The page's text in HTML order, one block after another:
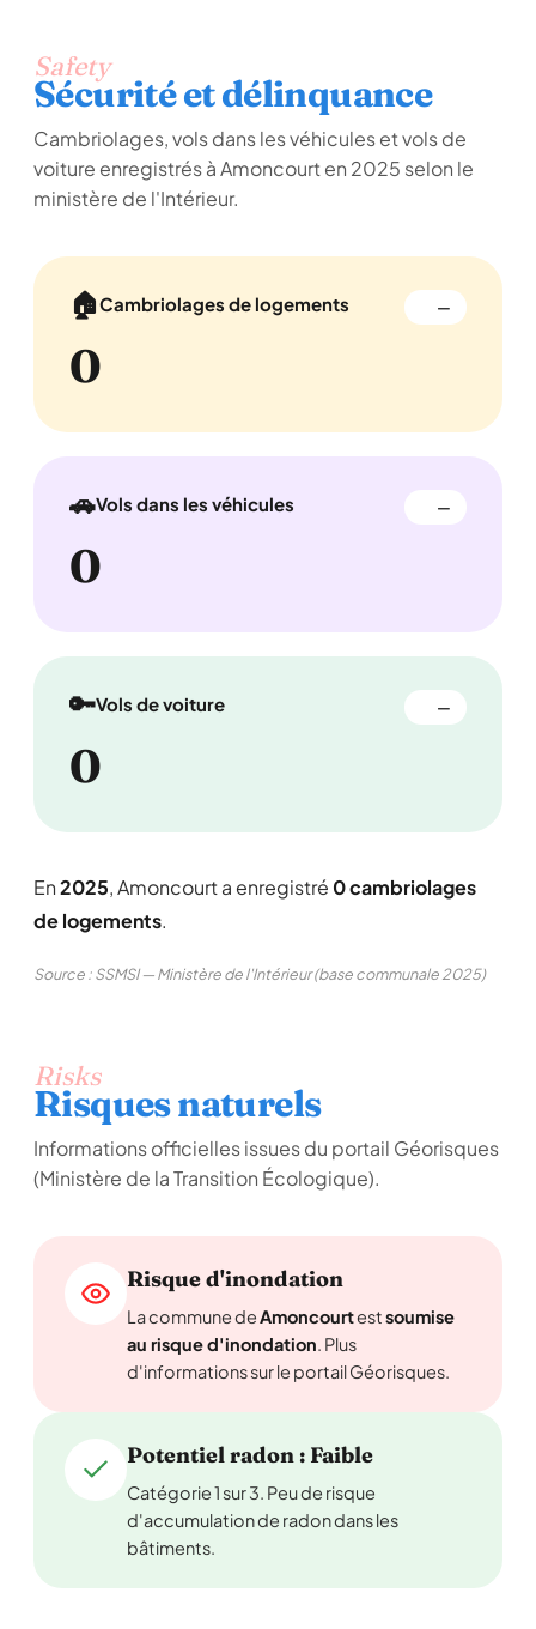
Safety
Sécurité et délinquance
Cambriolages, vols dans les véhicules et vols de
voiture enregistrés à Amoncourt en 2025 selon le
ministère de l'Intérieur.
🏠Cambriolages de logements —
0
🚗Vols dans les véhicules —
0
🔑Vols de voiture —
0
En2025, Amoncourt a enregistré 0 cambriolages
de logements.
Source : SSMSI — Ministère de l'Intérieur (base communale 2025)
Risks
Risques naturels
Informations officielles issues du portail Géorisques
(Ministère de la Transition Écologique).
Risque d'inondation
La commune deAmoncourtestsoumise
au risque d'inondation. Plus
d'informations sur le portail Géorisques.
Potentiel radon : Faible
Catégorie 1 sur 3. Peu de risque
d'accumulation de radon dans les
bâtiments.